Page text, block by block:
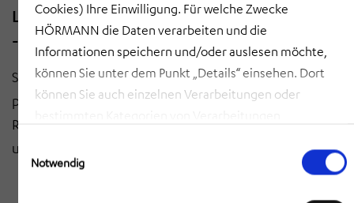
Cookies) Ihre Einwilligung. Für welche Zwecke
HÖRMANN die Daten verarbeiten und die
Informationen speichern und/oder auslesen möchte,
können Sie unter dem Punkt „Details“ einsehen. Dort
können Sie auch einzelnen Verarbeitungen oder
Sie ein, dass HÖRMANN alle der erläuterten
Informationen speichern sowie auslesen und damit
Einwilligungsauswahl
Notwendig
Lieferantenkoordination und
-Überwachung
Steuerung der Lieferanten und enge Koordination mit
peripheren Abteilungen während der
Realisierungsphase. Sicherung von Qualität, Terminen
und Schnittstellen.